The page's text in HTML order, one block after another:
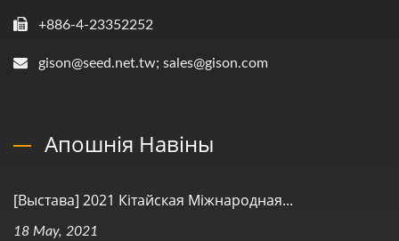
+886-4-23352252
gison@seed.net.tw; sales@gison.com
Апошнія Навіны
[Выстава] 2021 Кітайская Міжнародная...
18 May, 2021